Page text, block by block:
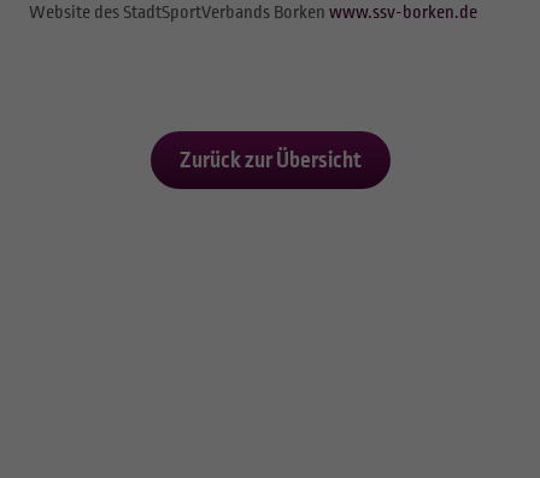
Website des StadtSportVerbands Borken www.ssv-borken.de
Zurück zur Übersicht